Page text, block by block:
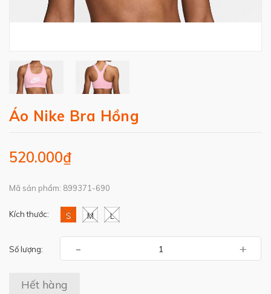
Áo Nike Bra Hồng
520.000₫
Mã sản phẩm: 899371-690
Kích thước: S M L
Số lượng: - +
Hết hàng